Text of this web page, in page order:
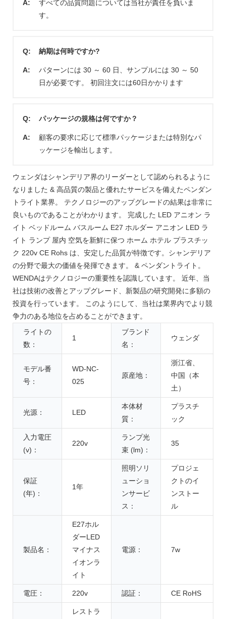
A:
すべての品質問題については当社が責任を負いま
す。
Q: 納期は何時ですか?
A:
パターンには 30 ～ 60 日、サンプルには 30 ～ 50
日が必要です。 初回注文には60日かかります
Q: パッケージの規格は何ですか？
A:
顧客の要求に応じて標準パッケージまたは特別なパ
ッケージを輸出します。
ウェンダはシャンデリア界のリーダーとして認められるように
なりました & 高品質の製品と優れたサービスを備えたペンダン
トライト業界。 テクノロジーのアップグレードの結果は非常に
良いものであることがわかります。 完成した LED アニオン ラ
イト ベッドルーム バスルーム E27 ホルダー アニオン LED ラ
イト ランプ 屋内 空気を新鮮に保つ ホーム ホテル プラスチッ
ク 220v CE Rohs は、安定した品質が特徴です。シャンデリア
の分野で最大の価値を発揮できます。 & ペンダントライト。
WENDAはテクノロジーの重要性を認識しています。 近年、当
社は技術の改善とアップグレード、新製品の研究開発に多額の
投資を行っています。 このようにして、当社は業界内でより競
争力のある地位を占めることができます。
ライトの
数：
1
ブランド
名：
ウェンダ
モデル番
号：
WD-NC-
025
原産地：
浙江省、
中国（本
土）
光源： LED
本体材
質：
プラスチ
ック
入力電圧
(v)：
220v
ランプ光
束 (lm)：
35
保証
(年)：
1年
照明ソリ
ューショ
ンサービ
ス：
プロジェ
クトのイ
ンストー
ル
製品名：
E27ホル
ダーLED
マイナス
イオンラ
イト
電源： 7w
電圧： 220v 認証： CE RoHS
レストラ